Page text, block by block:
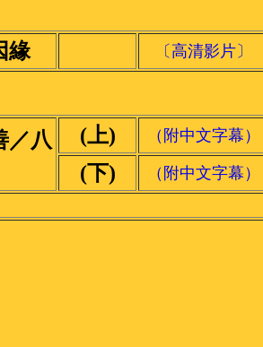
緣 〔高清影片〕
／八
(上) （附中文字幕）
(下)
（附中文字幕）